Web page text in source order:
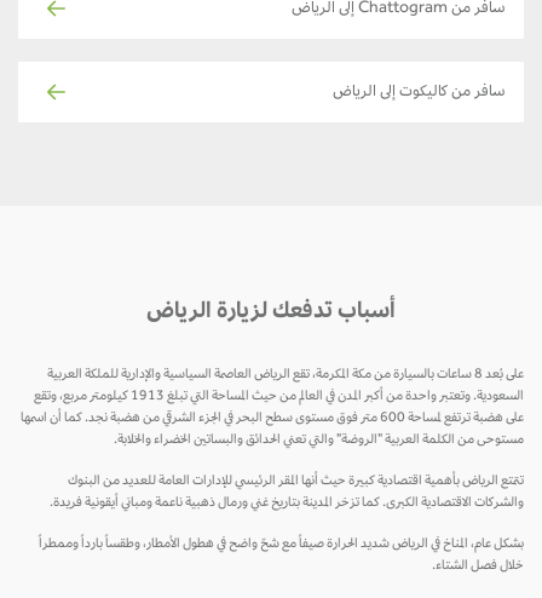
سافر من Chattogram إلى الرياض
سافر من كاليكوت إلى الرياض
أسباب تدفعك لزيارة الرياض
على بُعد 8 ساعات بالسيارة من مكة المكرمة، تقع الرياض العاصمة السياسية والإدارية للملكة العربية
السعودية. وتعتبر واحدة من أكبر المدن في العالم من حيث المساحة التي تبلغ 1913 كيلومتر مربع، وتقع
على هضبة ترتفع لمساحة 600 متر فوق مستوى سطح البحر في الجزء الشرقي من هضبة نجد. كما أن اسمها
مستوحى من الكلمة العربية "الروضة" والتي تعني الحدائق والبساتين الخضراء والخلابة.
تتمتع الرياض بأهمية اقتصادية كبيرة حيث أنها المقر الرئيسي للإدارات العامة للعديد من البنوك
والشركات الاقتصادية الكبرى. كما تزخر المدينة بتاريخ غني ورمال ذهبية ناعمة ومباني أيقونية فريدة.
بشكل عام، المناخ في الرياض شديد الحرارة صيفاً مع شحّ واضح في هطول الأمطار، وطقساً بارداً وممطراً
خلال فصل الشتاء.